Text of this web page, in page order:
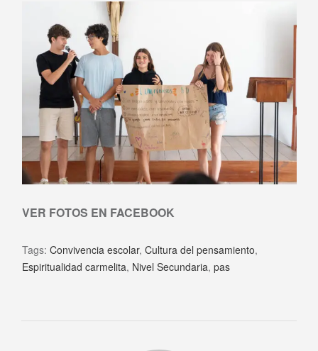
VER FOTOS EN FACEBOOK
Tags: Convivencia escolar, Cultura del pensamiento,
Espiritualidad carmelita, Nivel Secundaria, pas